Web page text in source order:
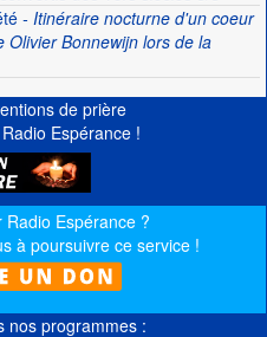
- Itinéraire nocturne d'un coeur
Olivier Bonnewijn lors de la
de prière
Espérance !
Espérance ?
à poursuivre ce service !
nos programmes :